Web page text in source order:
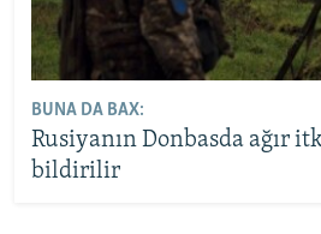
BUNA DA BAX:
Rusiyanın Donbasda ağır
bildirilir